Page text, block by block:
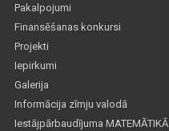
Pakalpojumi
Finansēšanas konkursi
Projekti
Iepirkumi
Galerija
Informācija zīmju valodā
Iestājpārbaudījuma